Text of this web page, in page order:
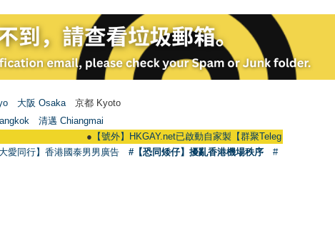
大阪 Osaka 京都 Kyoto
清邁 Chiangmai
【號外】HKGAY.net已啟動自家製【群聚Telegram群組】
愛同行】香港國泰男男廣告 #【恐同矮仔】擾亂香港機場秩序
#